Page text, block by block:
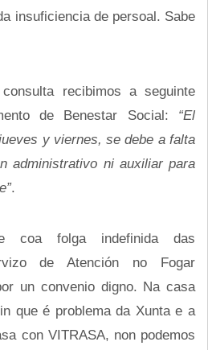
insuficiencia de persoal. Sabe
recibimos a seguinte
de Benestar Social: “El
y viernes, se debe a falta
administrativo ni auxiliar para
.
coa folga indefinida das
de Atención no Fogar
un convenio digno. Na casa
que é problema da Xunta e a
con VITRASA, non podemos